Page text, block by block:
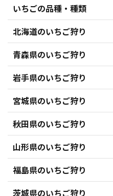
いちごの品種・種類
北海道のいちご狩り
青森県のいちご狩り
岩手県のいちご狩り
宮城県のいちご狩り
秋田県のいちご狩り
山形県のいちご狩り
福島県のいちご狩り
茨城県のいちご狩り